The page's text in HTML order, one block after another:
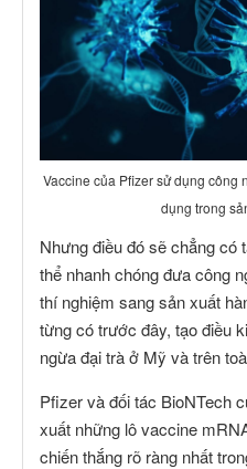
Vaccine của Pfizer sử dụng công
dụng trong
Nhưng điều đó sẽ chẳng có
thể nhanh chóng đưa công
thí nghiệm sang sản xuất
từng có trước đây, tạo điều
ngừa đại trà ở Mỹ và trên
Pfizer và đối tác BioNTech
xuất những lô vaccine
chiến thắng rõ ràng nhất